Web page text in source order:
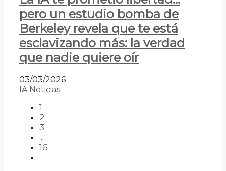
pero un estudio bomba de
Berkeley revela que te está
esclavizando más: la verdad
que nadie quiere oír
03/03/2026
IA Noticias
1
2
3
...
16